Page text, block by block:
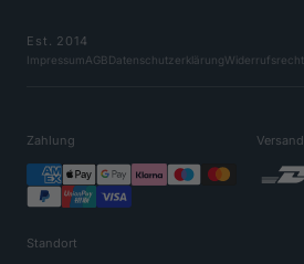
Est. 2014
ImpressumAGBDatenschutzerklärungWiderrufsrecht
Zahlung Versand
Standort